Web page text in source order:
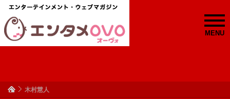
MENU
木村慧人